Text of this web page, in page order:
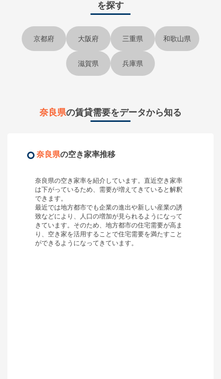
を探す
京都府 大阪府 三重県 和歌山県
滋賀県 兵庫県
奈良県の賃貸需要をデータから知る
奈良県の空き家率推移
奈良県の空き家率を紹介しています。直近空き家率
は下がっているため、需要が増えてきている と解釈
できます。
最近では地方都市でも企業の進出や新しい産業の誘
致などにより、人口の増加が見られるようになって
きています。そのため、地方都市の住宅需要が高ま
り、空き家を活用することで住宅需要を満たすこと
ができるようになってきています。